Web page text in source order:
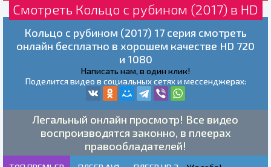
Смотреть Кольцо с рубином (2017) в HD
Кольцо с рубином (2017) 17 серия смотреть
онлайн бесплатно в хорошем качестве HD 720
и 1080
Написать нам, в один клик!
Поделится видео в социальных сетях и мессенджерах:
Легальный онлайн просмотр! Все видео
воспроизводятся законно, в плеерах
правообладателей!